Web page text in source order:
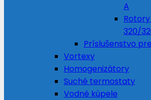
A
Rotory
320/
Príslušenstvo
Vortexy
Homogenizátory
Suché termostaty
Vodné kúpele